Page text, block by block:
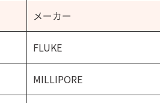
メーカー
FLUKE
MILLIPORE